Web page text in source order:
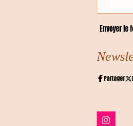
Envoyer le
Partager
I